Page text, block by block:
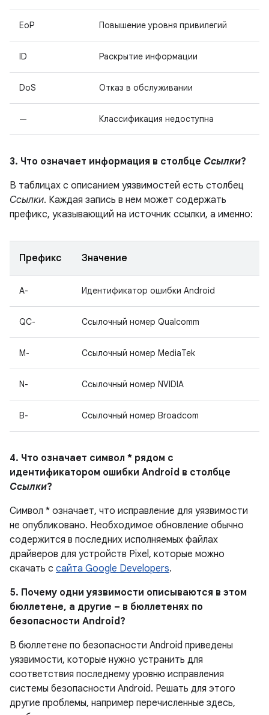
EoP Повышение уровня привилегий
ID Раскрытие информации
DoS Отказ в обслуживании
— Классификация недоступна
3. Что означает информация в столбце Ссылки?
В таблицах с описанием уязвимостей есть столбец
Ссылки. Каждая запись в нем может содержать
префикс, указывающий на источник ссылки, а именно:
Префикс Значение
A- Идентификатор ошибки Android
QC- Ссылочный номер Qualcomm
M- Ссылочный номер MediaTek
N- Ссылочный номер NVIDIA
B- Ссылочный номер Broadcom
4. Что означает символ * рядом с
идентификатором ошибки Android в столбце
Ссылки?
Символ * означает, что исправление для уязвимости
не опубликовано. Необходимое обновление обычно
содержится в последних исполняемых файлах
драйверов для устройств Pixel, которые можно
скачать с сайта Google Developers.
5. Почему одни уязвимости описываются в этом
бюллетене, а другие – в бюллетенях по
безопасности Android?
В бюллетене по безопасности Android приведены
уязвимости, которые нужно устранить для
соответствия последнему уровню исправления
системы безопасности Android. Решать для этого
другие проблемы, например перечисленные здесь,